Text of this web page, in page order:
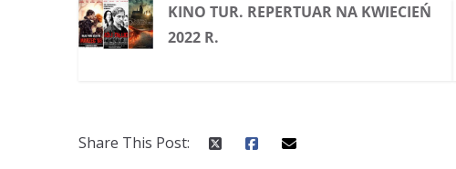
KINO TUR. REPERTUAR NA KWIECIEŃ
2022 R.
Share This Post: